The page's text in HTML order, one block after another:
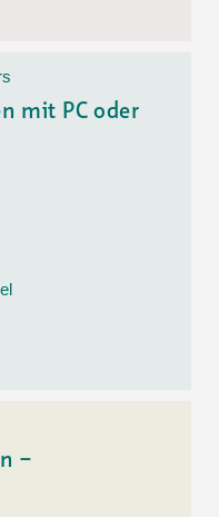
mit PC oder
–